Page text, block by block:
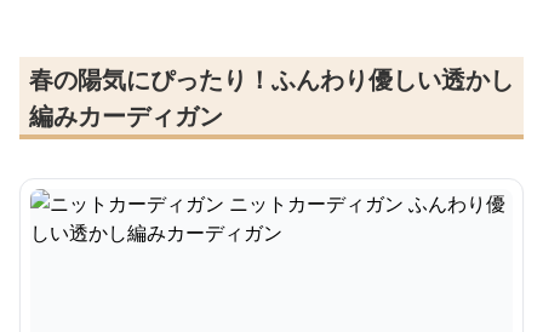
春の陽気にぴったり！ふんわり優しい透かし
編みカーディガン